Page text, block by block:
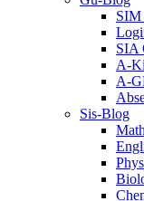
SIA
A-
A-
Sis-Blog